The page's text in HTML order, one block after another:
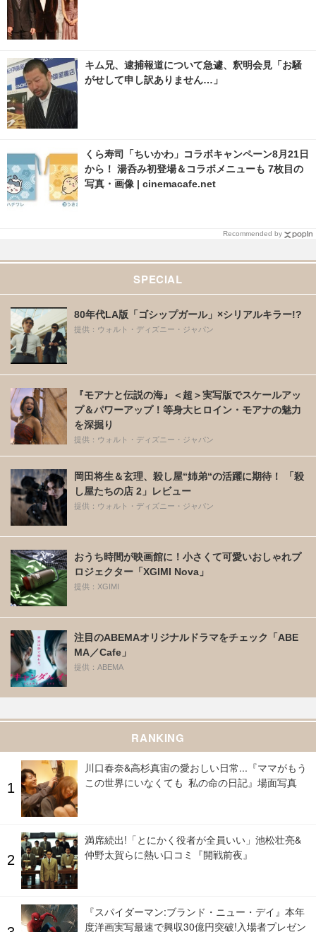
キム兄、逮捕報道について急遽、釈明会見「お騒
がせして申し訳ありません…」
くら寿司「ちいかわ」コラボキャンペーン8月21日
から！ 湯呑み初登場＆コラボメニューも 7枚目の
写真・画像 | cinemacafe.net
Recommended by
SPECIAL
80年代LA版「ゴシップガール」×シリアルキラー!?
提供：ウォルト・ディズニー・ジャパン
『モアナと伝説の海』＜超＞実写版でスケールアッ
プ＆パワーアップ！等身大ヒロイン・モアナの魅力
を深掘り
提供：ウォルト・ディズニー・ジャパン
岡田将生＆玄理、殺し屋“姉弟“の活躍に期待！ 「殺
し屋たちの店 2」レビュー
提供：ウォルト・ディズニー・ジャパン
おうち時間が映画館に！小さくて可愛いおしゃれプ
ロジェクター「XGIMI Nova」
提供：XGIMI
注目のABEMAオリジナルドラマをチェック「ABE
MA／Cafe」
提供：ABEMA
RANKING
川口春奈&高杉真宙の愛おしい日常...『ママがもう
この世界にいなくても 私の命の日記』場面写真
満席続出!「とにかく役者が全員いい」池松壮亮&
仲野太賀らに熱い口コミ『開戦前夜』
『スパイダーマン:ブランド・ニュー・デイ』本年
度洋画実写最速で興収30億円突破!入場者プレゼン